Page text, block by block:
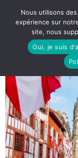
Nous utilisons
expérience sur
site, nous
Oui, je suis